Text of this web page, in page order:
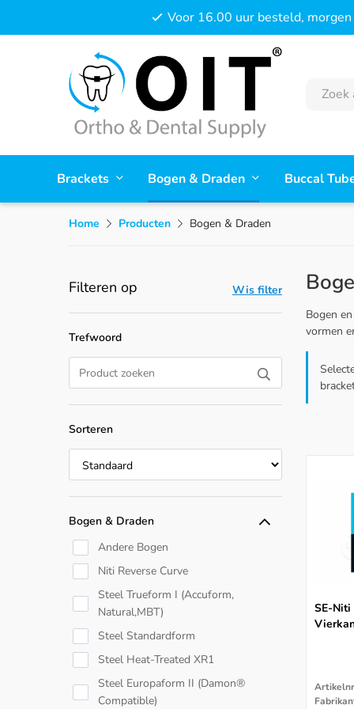
Voor 16.00 uur besteld, morgen
Brackets Bogen & Draden Buccal
Home Producten Bogen & Draden
Filteren op Wis filter
Trefwoord
Sorteren
Bogen & Draden
Andere Bogen
Niti Reverse Curve
Steel Trueform I (Accuform,
Natural,MBT)
Steel Standardform
Steel Heat-Treated XR1
Steel Europaform II (Damon®
Compatible)
Bogen
vormen
SE-Niti